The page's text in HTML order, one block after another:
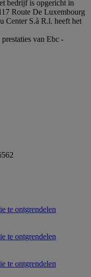
bedrijf is opgericht in
Route De Luxembourg
Center S.à R.l. heeft het
van Ebc -